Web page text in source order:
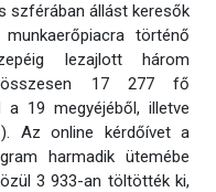
szférában állást keresők
történő
lezajlott három
összesen 17 277 fő
19 megyéjéből, illetve
Az online kérdőívet a
harmadik ütemébe
3 933-an töltötték ki,